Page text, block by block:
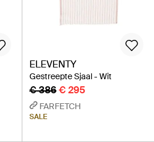
ELEVENTY
Gestreepte Sjaal - Wit
€ 386€ 295
FARFETCH
SALE